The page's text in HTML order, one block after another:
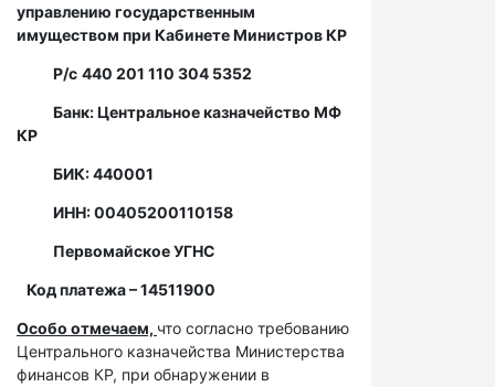
управлению государственным
имуществом при Кабинете Министров КР
Р/с 440 201 110 304 5352
Банк: Центральное казначейство МФ
КР
БИК: 440001
ИНН: 00405200110158
Первомайское УГНС
Код платежа – 14511900
Особо отмечаем, что согласно требованию
Центрального казначейства Министерства
финансов КР, при обнаружении в